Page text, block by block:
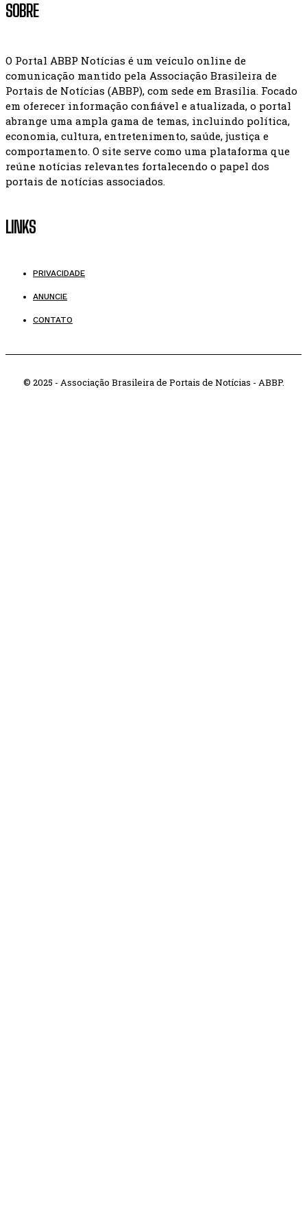
SOBRE
O Portal ABBP Notícias é um veículo online de
comunicação mantido pela Associação Brasileira de
Portais de Notícias (ABBP), com sede em Brasília. Focado
em oferecer informação confiável e atualizada, o portal
abrange uma ampla gama de temas, incluindo política,
economia, cultura, entretenimento, saúde, justiça e
comportamento. O site serve como uma plataforma que
reúne notícias relevantes fortalecendo o papel dos
portais de notícias associados.
LINKS
PRIVACIDADE
ANUNCIE
CONTATO
© 2025 - Associação Brasileira de Portais de Notícias - ABBP.